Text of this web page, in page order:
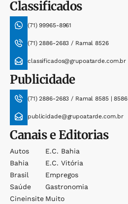
Classificados
(71) 99965-8961
(71) 2886-2683 / Ramal 8526
classificados@grupoatarde.com.br
Publicidade
(71) 2886-2683 / Ramal 8585 | 8586
publicidade@grupoatarde.com.br
Canais e Editorias
Autos
Bahia
Brasil
Saúde
Cineinsite
E.c. Bahia
E.c. Vitória
Empregos
Gastronomia
Muito